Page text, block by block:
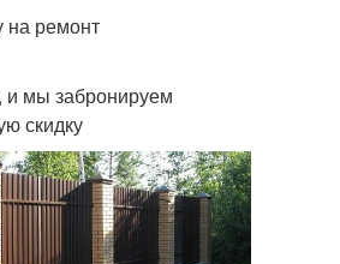
на ремонт
и мы забронируем
скидку